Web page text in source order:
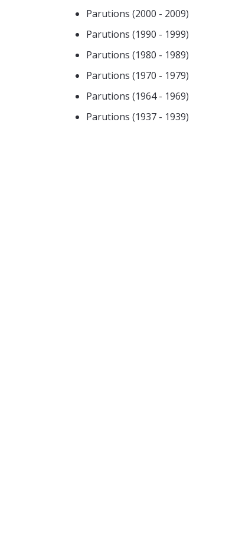
Parutions (2000 - 2009)
Parutions (1990 - 1999)
Parutions (1980 - 1989)
Parutions (1970 - 1979)
Parutions (1964 - 1969)
Parutions (1937 - 1939)